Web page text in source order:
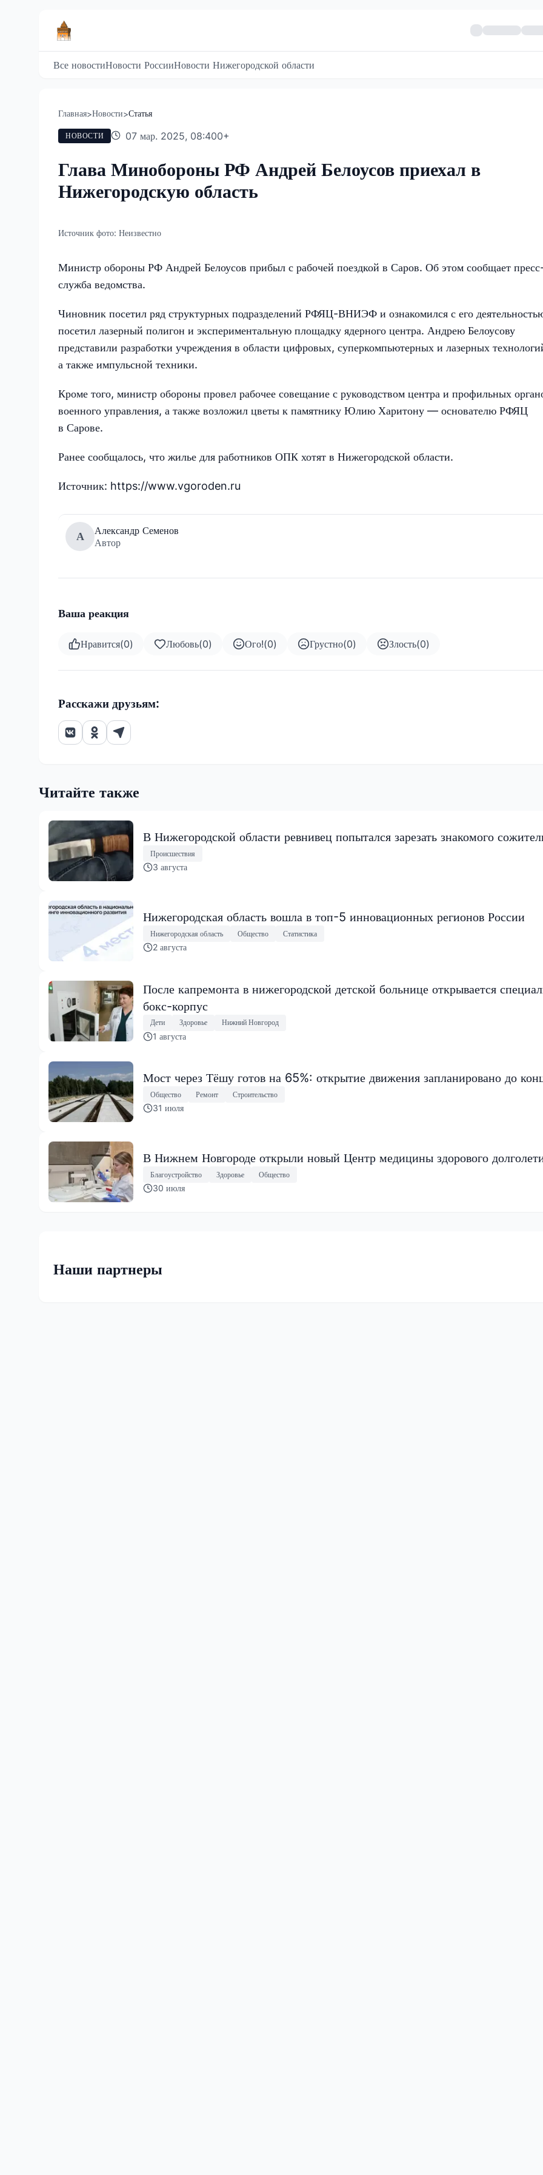
Все новостиНовости РоссииНовости Нижегородской области
Главная>Новости>Статья
НОВОСТИ 07 мар. 2025, 08:400+
Глава Минобороны РФ Андрей Белоусов приехал в
Нижегородскую область
Источник фото: Неизвестно
Министр обороны РФ Андрей Белоусов прибыл с рабочей поездкой в Саров. Об этом сообщает
служба ведомства.
Чиновник посетил ряд структурных подразделений РФЯЦ-ВНИЭФ и ознакомился с его
посетил лазерный полигон и экспериментальную площадку ядерного центра. Андрею Белоусову
представили разработки учреждения в области цифровых, суперкомпьютерных и лазерных
а также импульсной техники.
Кроме того, министр обороны провел рабочее совещание с руководством центра и профильных
военного управления, а также возложил цветы к памятнику Юлию Харитону — основателю РФЯЦ
в Сарове.
Ранее сообщалось, что жилье для работников ОПК хотят в Нижегородской области.
Источник: https://www.vgoroden.ru
А
Александр Семенов
Автор
Ваша реакция
Нравится(0) Любовь(0) Ого!(0) Грустно(0) Злость(0)
Расскажи друзьям:
Читайте также
В Нижегородской области ревнивец попытался зарезать знакомого
Происшествия
3 августа
Нижегородская область вошла в топ-5 инновационных регионов России
Нижегородская область Общество Статистика
2 августа
После капремонта в нижегородской детской больнице открывается
бокс-корпус
Дети Здоровье Нижний Новгород
1 августа
Мост через Тёшу готов на 65%: открытие движения запланировано до
Общество Ремонт Строительство
31 июля
В Нижнем Новгороде открыли новый Центр медицины здорового
Благоустройство Здоровье Общество
30 июля
Наши партнеры